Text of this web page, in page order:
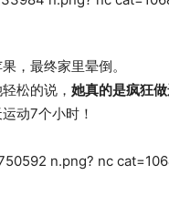
，最终家里晕倒。
松的说， 她真的是疯狂
动7个小时！